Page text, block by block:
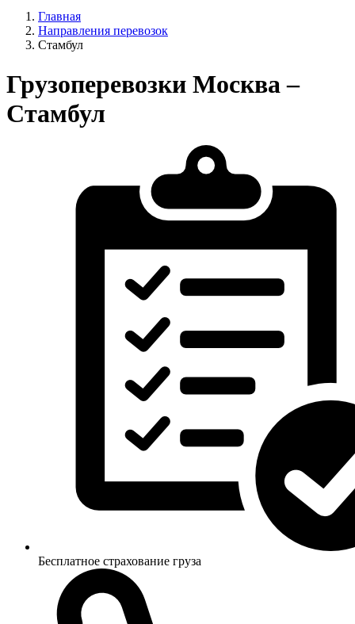
Главная
Направления перевозок
Стамбул
Грузоперевозки Москва –
Стамбул
Бесплатное страхование груза